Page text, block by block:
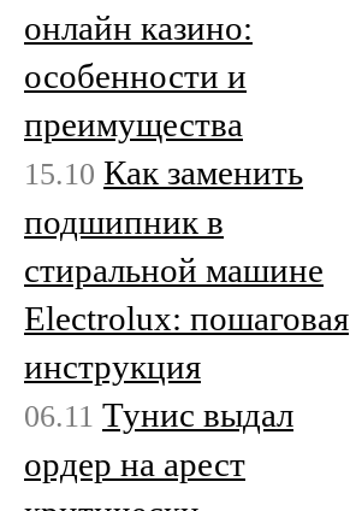
онлайн казино:
особенности и
преимущества
15.10 Как заменить
подшипник в
стиральной машине
Electrolux: пошаговая
инструкция
06.11 Тунис выдал
ордер на арест